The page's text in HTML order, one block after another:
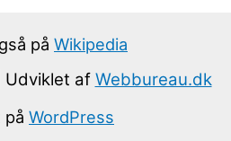
på Wikipedia
af Webbureau.dk
på WordPress